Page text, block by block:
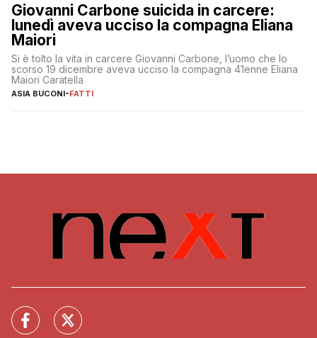
Giovanni Carbone suicida in carcere:
lunedì aveva ucciso la compagna Eliana
Maiori
Si è tolto la vita in carcere Giovanni Carbone, l’uomo che lo
scorso 19 dicembre aveva ucciso la compagna 41enne Eliana
Maiori Caratella
ASIA BUCONI-FATTI